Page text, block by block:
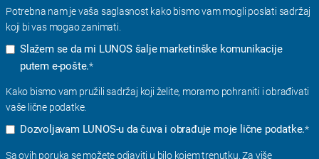
Potrebna nam je vaša saglasnost kako bismo vam mogli poslati sadržaj
koji bi vas mogao zanimati.
Slažem se da mi LUNOS šalje marketinške komunikacije
putem e-pošte.*
Kako bismo vam pružili sadržaj koji želite, moramo pohraniti i obrađivati ​​
vaše lične podatke.
Dozvoljavam LUNOS-u da čuva i obrađuje moje lične podatke.*
Sa ovih poruka se možete odjaviti u bilo kojem trenutku. Za više